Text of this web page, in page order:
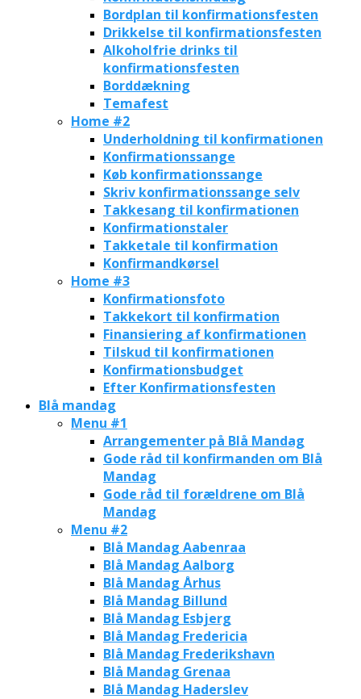
Bordplan til konfirmationsfesten
Drikkelse til konfirmationsfesten
Alkoholfrie drinks til
konfirmationsfesten
Borddækning
Temafest
Home #2
Underholdning til konfirmationen
Konfirmationssange
Køb konfirmationssange
Skriv konfirmationssange selv
Takkesang til konfirmationen
Konfirmationstaler
Takketale til konfirmation
Konfirmandkørsel
Home #3
Konfirmationsfoto
Takkekort til konfirmation
Finansiering af konfirmationen
Tilskud til konfirmationen
Konfirmationsbudget
Efter Konfirmationsfesten
Blå mandag
Menu #1
Arrangementer på Blå Mandag
Gode råd til konfirmanden om Blå
Mandag
Gode råd til forældrene om Blå
Mandag
Menu #2
Blå Mandag Aabenraa
Blå Mandag Aalborg
Blå Mandag Århus
Blå Mandag Billund
Blå Mandag Esbjerg
Blå Mandag Fredericia
Blå Mandag Frederikshavn
Blå Mandag Grenaa
Blå Mandag Haderslev